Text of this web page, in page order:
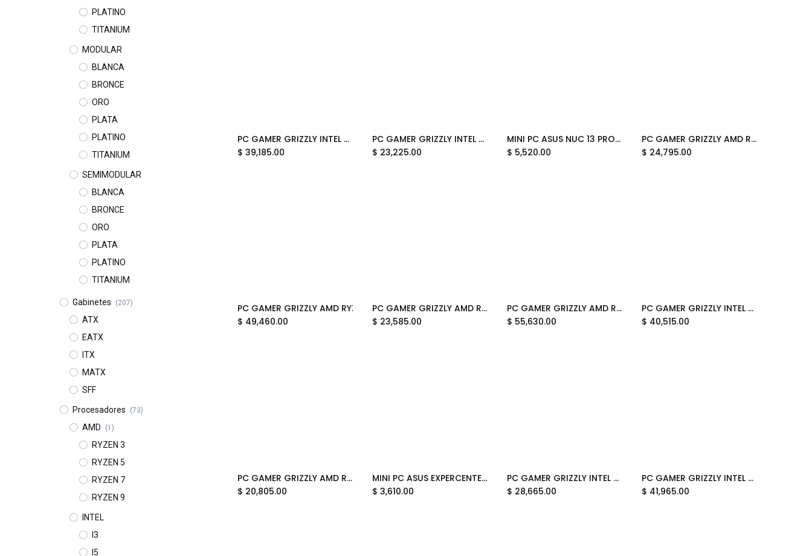
PLATINO
TITANIUM
MODULAR
BLANCA
BRONCE
ORO
PLATA
PLATINO
TITANIUM
SEMIMODULAR
BLANCA
BRONCE
ORO
PLATA
PLATINO
TITANIUM
Gabinetes (207)
ATX
EATX
ITX
MATX
SFF
Procesadores (73)
AMD (1)
RYZEN 3
RYZEN 5
RYZEN 7
RYZEN 9
INTEL
I3
I5
PC GAMER GRIZZLY INTEL CORE I9 12900 RTX5070 32GB M.2 2TB WIFI BT PG-INTEL089 UN AÑO DE GARANTIA
$ 39,185.00
PC GAMER GRIZZLY INTEL CORE I5 12600KF RTX5060 32GB M.2 1TB WIFI BT PG-INTEL090 12M DE GARANTIA
$ 23,225.00
MINI PC ASUS NUC 13 PRO INTEL CORE I3-1315U 4.50GHZ RNUC13ANHI300001I SOPORTA 64GB DDR4 BAREBONE 90AR00C1-M00030 12M DE GARANTIA
$ 5,520.00
Add to Cart
PC GAMER GRIZZLY AMD RYZEN 7 5700X RTX5060 32GB SSD 1TB WIFI BT PG-AMD088 12 MESES DE GARANTIA
$ 24,795.00
Add to Cart
PC GAMER GRIZZLY AMD RYZEN 7 7700X 4.5 GHZ RTX5070TI 32GB NV3 2TB WIFI BT PG-AMD089 UN AÑO DE GARANTIA
$ 49,460.00
Add to Cart
PC GAMER GRIZZLY AMD RYZEN 5 5500X 3D 3.0GHZ RTX5050 32GB NV3 1TB WIFI BT PCG-AMD081 12M DE GARANTIA
$ 23,585.00
Add to Cart
PC GAMER GRIZZLY AMD RYZEN 9 7900 3.7GHZ RTX5070 64GB NV3 2TB WIFI BT PCG-AMD080 12M DE GARANTIA
$ 55,630.00
PC GAMER GRIZZLY INTEL CORE ULTRA 7 265F 5.30GHZ RTX5070 32GB NV3 1 TB WIFI BT DISPONIBLE EN BLANCO Y NEGRO PG-INTEL088 12M DE GARANTIA
$ 40,515.00
Add to Cart
PC GAMER GRIZZLY AMD RYZEN 7 8700G 4.2GHZ 32GB NMVE 1TB MONITOR 27 KIT TECLADO Y MOUSE WIFI BT PG-AMD074 12M DE GARANTIA
$ 20,805.00
Add to Cart
MINI PC ASUS EXPERCENTER N100 3.4GHZ PN42-BBFN1000X1FC SOPORTA 16GB SODDR4 HDMI DP BAREBONE 12M DE GARANTIA
$ 3,610.00
Add to Cart
PC GAMER GRIZZLY INTEL CORE I7 12700F 4.9GHZ RTX5060 32GB M.2 2TB WIFI BT PG-INTEL085 12M DE GARANTIA
$ 28,665.00
Add to Cart
PC GAMER GRIZZLY INTEL CORE I7 14700F 5.4GHZ RTX5070 32GB M.2 2TB WIFI BT PG-INTEL084 12M DE GARANTIA
$ 41,965.00